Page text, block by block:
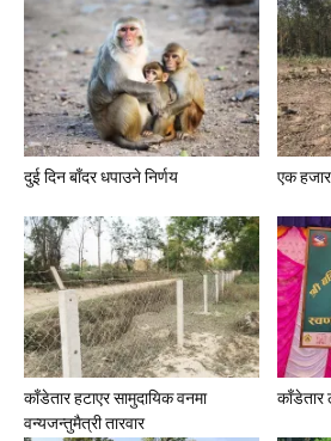
दुई दिन बाँदर धपाउने निर्णय एक
काँडेतार हटाएर सामुदायिक वनमा
वन्यजन्तुमैत्री तारवार
काँडेतार